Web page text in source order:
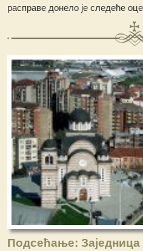
расправе донело је следеће
Подсећање: